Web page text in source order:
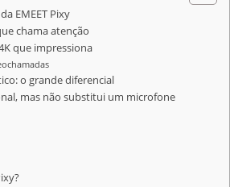
EMEET Pixy
chama atenção
que impressiona
o grande diferencial
mas não substitui um microfone